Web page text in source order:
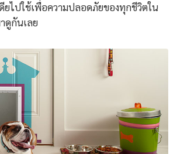
ยไปใช้เพื่อความปลอดภัยของทุกชีวิตใน
ดูกันเลย